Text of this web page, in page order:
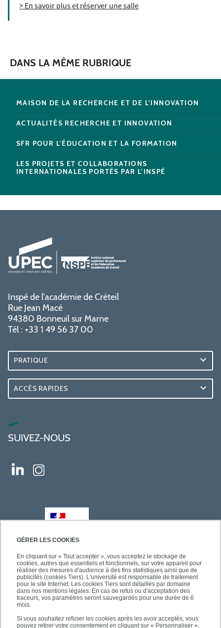
GÉRER LES COOKIES
En cliquant sur « Tout accepter », vous acceptez le stockage de
cookies, autres que essentiels et fonctionnels, sur votre appareil pour
réaliser des mesures d'audience à des fins statistiques ainsi que de
publicités (cookies Tiers). L'université est responsable de traitement
pour le site Internet. Les cookies Tiers sont détaillés par domaine
dans nos mentions légales. En cas de refus ou d'acceptation des
traceurs, vos paramètres seront sauvegardés pour une durée de 6
mois.
Si vous souhaitez refuser les cookies après les avoir acceptés, vous
pouvez retirer votre consentement en cliquant sur « Personnaliser ».
> En savoir plus et réserver une salle
DANS LA MÊME RUBRIQUE
MAISON DE LA RECHERCHE ET DE L'INNOVATION
ACTUALITÉS RECHERCHE ET INNOVATION
SFR POUR L'ÉDUCATION ET LA FORMATION
LES PROJETS ET COLLABORATIONS
INTERNATIONALES PORTÉS PAR L'INSPÉ
Inspé de l'académie de Créteil
Rue Jean Macé
94380 Bonneuil sur Marne
Tél : +33 1 49 56 37 00
PRATIQUE
ACCÈS RAPIDES
SUIVEZ-NOUS